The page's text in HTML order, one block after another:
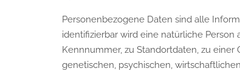
Personenbezogene Daten sind alle
identifizierbar wird eine natürliche
Kennnummer, zu Standortdaten, zu
genetischen, psychischen,